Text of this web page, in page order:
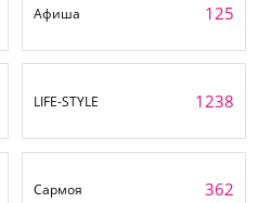
Афиша 125
LIFE-STYLE 1238
Сармоя 362